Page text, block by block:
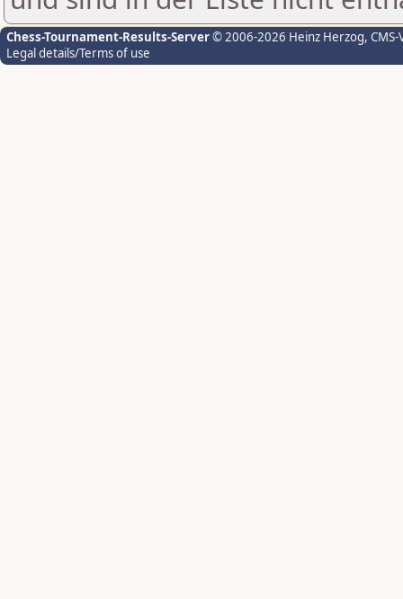
Chess-Tournament-Results-Server© 2006-2026 Heinz Herzog,
Legal details/Terms of use